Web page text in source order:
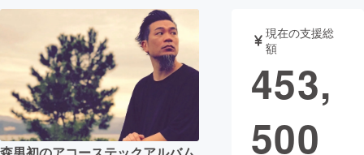
テクノロジー・ガジェット
映像・映画 書籍・雑誌
ビジネス・起業 チャレンジ
現在の支援総
額
453,
500